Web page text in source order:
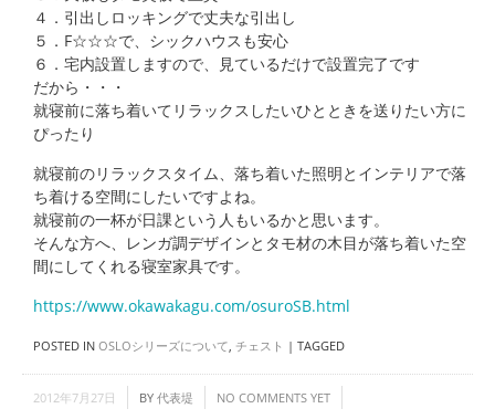
４．引出しロッキングで丈夫な引出し
５．F☆☆☆で、シックハウスも安心
６．宅内設置しますので、見ているだけで設置完了です
だから・・・
就寝前に落ち着いてリラックスしたいひとときを送りたい方に
ぴったり
就寝前のリラックスタイム、落ち着いた照明とインテリアで落
ち着ける空間にしたいですよね。
就寝前の一杯が日課という人もいるかと思います。
そんな方へ、レンガ調デザインとタモ材の木目が落ち着いた空
間にしてくれる寝室家具です。
https://www.okawakagu.com/osuroSB.html
POSTED IN OSLOシリーズについて チェスト | TAGGED
2012年7月27日 BY 代表堤 NO COMMENTS YET